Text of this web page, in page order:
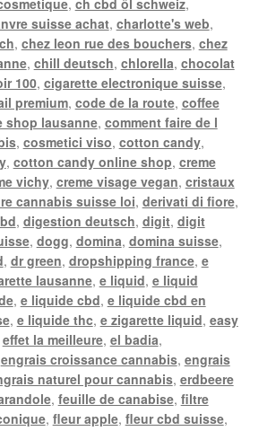
suisse achat, charlotte's web,
, chez leon rue des bouchers, chez
, chill deutsch, chlorella, chocolat
100, cigarette electronique suisse,
premium, code de la route, coffee
shop lausanne, comment faire de l
, cosmetici viso, cotton candy,
, cotton candy online shop, creme
vichy, creme visage vegan, cristaux
cannabis suisse loi, derivati di fiore,
, digestion deutsch, digit, digit
, dogg, domina, domina suisse,
, dr green, dropshipping france, e
lausanne, e liquid, e liquid
, e liquide cbd, e liquide cbd en
, e liquide thc, e zigarette liquid, easy
effet la meilleure, el badia,
engrais croissance cannabis, engrais
naturel pour cannabis, erdbeere
, feuille de canabise, filtre
, fleur apple, fleur cbd suisse,